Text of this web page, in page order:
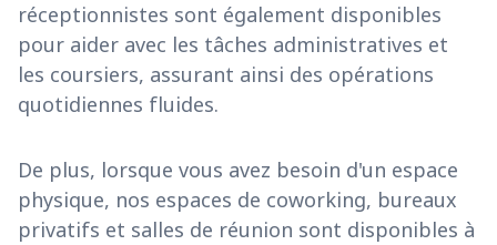
réceptionnistes sont également disponibles
pour aider avec les tâches administratives et
les coursiers, assurant ainsi des opérations
quotidiennes fluides.
De plus, lorsque vous avez besoin d'un espace
physique, nos espaces de coworking, bureaux
privatifs et salles de réunion sont disponibles à